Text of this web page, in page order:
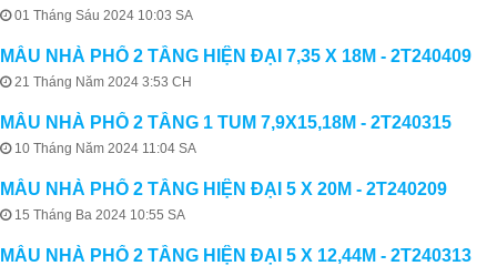
01 Tháng Sáu 2024 10:03 SA
MẪU NHÀ PHỐ 2 TẦNG HIỆN ĐẠI 7,35 X 18M - 2T240409
21 Tháng Năm 2024 3:53 CH
MẪU NHÀ PHỐ 2 TẦNG 1 TUM 7,9X15,18M - 2T240315
10 Tháng Năm 2024 11:04 SA
MẪU NHÀ PHỐ 2 TẦNG HIỆN ĐẠI 5 X 20M - 2T240209
15 Tháng Ba 2024 10:55 SA
MẪU NHÀ PHỐ 2 TẦNG HIỆN ĐẠI 5 X 12,44M - 2T240313